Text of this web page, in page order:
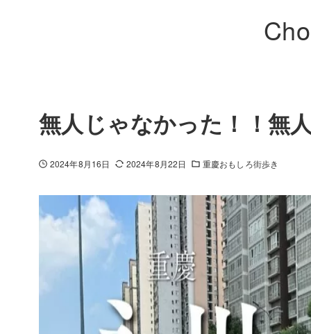
無人じゃなかった！！無
2024年8月16日 2024年8月22日 重慶おもしろ街歩き